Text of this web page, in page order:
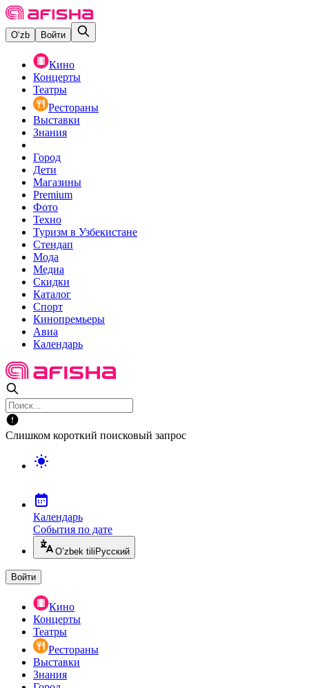
O‘zb Войти
Кино
Концерты
Театры
Рестораны
Выставки
Знания
Город
Дети
Магазины
Premium
Фото
Техно
Туризм в Узбекистане
Стендап
Мода
Медиа
Скидки
Каталог
Спорт
Кинопремьеры
Авиа
Календарь
Слишком короткий поисковый запрос
Календарь
События по дате
O’zbek tili Русский
Войти
Кино
Концерты
Театры
Рестораны
Выставки
Знания